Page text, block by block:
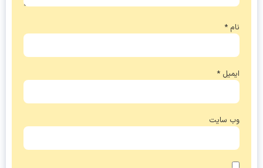
*
وب‌ سایت